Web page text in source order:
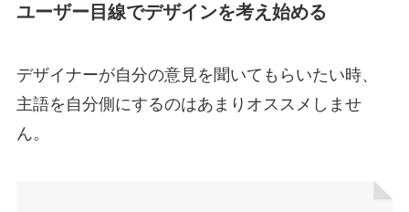
ユーザー目線でデザインを考え始める
デザイナーが自分の意見を聞いてもらいたい時、
主語を自分側にするのはあまりオススメしませ
ん。